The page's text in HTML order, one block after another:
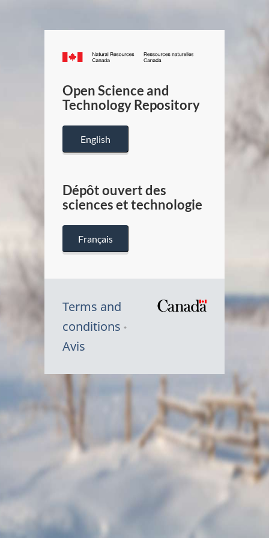
Canada.ca
/
Canada
Open Science and
Technology Repository
English
Dépôt ouvert des
sciences et technologie
Français
Terms and
conditions
Avis
Symbole
Canada